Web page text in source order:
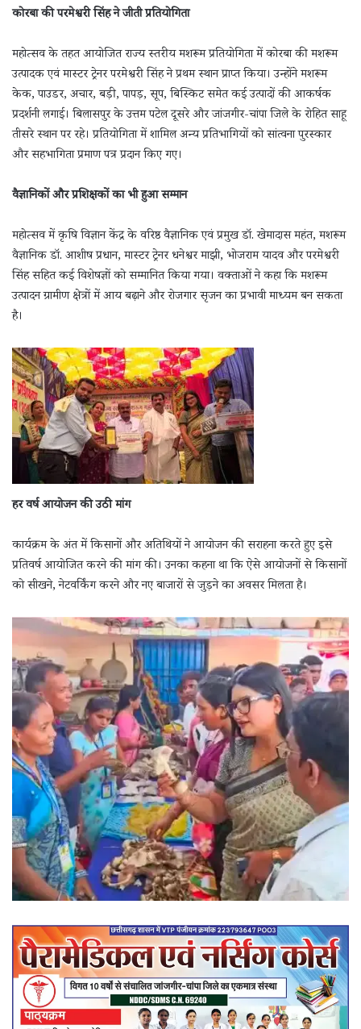
कोरबा की परमेश्वरी सिंह ने जीती प्रतियोगिता
महोत्सव के तहत आयोजित राज्य स्तरीय मशरूम प्रतियोगिता में कोरबा की मशरूम
उत्पादक एवं मास्टर ट्रेनर परमेश्वरी सिंह ने प्रथम स्थान प्राप्त किया। उन्होंने मशरूम
केक, पाउडर, अचार, बड़ी, पापड़, सूप, बिस्किट समेत कई उत्पादों की आकर्षक
प्रदर्शनी लगाई। बिलासपुर के उत्तम पटेल दूसरे और जांजगीर-चांपा जिले के रोहित साहू
तीसरे स्थान पर रहे। प्रतियोगिता में शामिल अन्य प्रतिभागियों को सांत्वना पुरस्कार
और सहभागिता प्रमाण पत्र प्रदान किए गए।
वैज्ञानिकों और प्रशिक्षकों का भी हुआ सम्मान
महोत्सव में कृषि विज्ञान केंद्र के वरिष्ठ वैज्ञानिक एवं प्रमुख डॉ. खेमादास महंत, मशरूम
वैज्ञानिक डॉ. आशीष प्रधान, मास्टर ट्रेनर धनेश्वर माझी, भोजराम यादव और परमेश्वरी
सिंह सहित कई विशेषज्ञों को सम्मानित किया गया। वक्ताओं ने कहा कि मशरूम
उत्पादन ग्रामीण क्षेत्रों में आय बढ़ाने और रोजगार सृजन का प्रभावी माध्यम बन सकता
है।
हर वर्ष आयोजन की उठी मांग
कार्यक्रम के अंत में किसानों और अतिथियों ने आयोजन की सराहना करते हुए इसे
प्रतिवर्ष आयोजित करने की मांग की। उनका कहना था कि ऐसे आयोजनों से किसानों
को सीखने, नेटवर्किंग करने और नए बाजारों से जुड़ने का अवसर मिलता है।